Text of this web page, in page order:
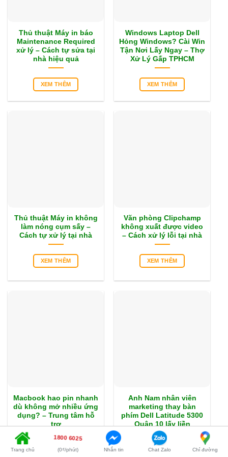
Thủ thuật Máy in báo
Maintenance Required
xử lý – Cách tự sửa tại
nhà hiệu quả
XEM THÊM
Windows Laptop Dell
Hỏng Windows? Cài Win
Tận Nơi Lấy Ngay – Thợ
Xử Lý Gấp TPHCM
XEM THÊM
Thủ thuật Máy in không
làm nóng cụm sấy –
Cách tự xử lý tại nhà
XEM THÊM
Văn phòng Clipchamp
không xuất được video
– Cách xử lý lỗi tại nhà
XEM THÊM
Macbook hao pin nhanh
dù không mở nhiều ứng
dụng? – Trung tâm hỗ
trợ
XEM THÊM
Anh Nam nhân viên
marketing thay bàn
phím Dell Latitude 5300
Quận 10 lấy liền
XEM THÊM
Trang chủ
1800 6025
(0₫/phút) Nhắn tin Chat Zalo Chỉ đường